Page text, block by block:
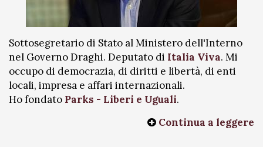
Sottosegretario di Stato al Ministero dell'Interno
nel Governo Draghi. Deputato di Italia Viva. Mi
occupo di democrazia, di diritti e libertà, di enti
locali, impresa e affari internazionali.
Ho fondato Parks - Liberi e Uguali.
Continua a leggere